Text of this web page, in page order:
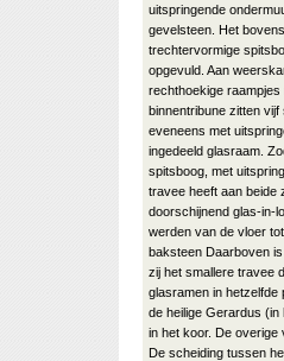
uitspringende
gevelsteen. Het
trechtervormige
opgevuld. Aan
rechthoekige raampjes
binnentribune zitten
eveneens met
ingedeeld glasraam.
spitsboog, met
travee heeft aan beide
doorschijnend glas-in-
werden van de vloer
baksteen Daarboven
zij het smallere travee
glasramen in hetzelfde
de heilige Gerardus
in het koor. De overige
De scheiding tussen